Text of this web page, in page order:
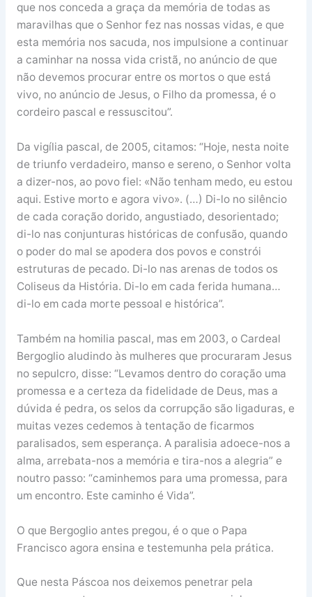
que nos conceda a graça da memória de todas as
maravilhas que o Senhor fez nas nossas vidas, e que
esta memória nos sacuda, nos impulsione a continuar
a caminhar na nossa vida cristã, no anúncio de que
não devemos procurar entre os mortos o que está
vivo, no anúncio de Jesus, o Filho da promessa, é o
cordeiro pascal e ressuscitou”.
Da vigília pascal, de 2005, citamos: “Hoje, nesta noite
de triunfo verdadeiro, manso e sereno, o Senhor volta
a dizer-nos, ao povo fiel: «Não tenham medo, eu estou
aqui. Estive morto e agora vivo». (…) Di-lo no silêncio
de cada coração dorido, angustiado, desorientado;
di-lo nas conjunturas históricas de confusão, quando
o poder do mal se apodera dos povos e constrói
estruturas de pecado. Di-lo nas arenas de todos os
Coliseus da História. Di-lo em cada ferida humana…
di-lo em cada morte pessoal e histórica”.
Também na homilia pascal, mas em 2003, o Cardeal
Bergoglio aludindo às mulheres que procuraram Jesus
no sepulcro, disse: “Levamos dentro do coração uma
promessa e a certeza da fidelidade de Deus, mas a
dúvida é pedra, os selos da corrupção são ligaduras, e
muitas vezes cedemos à tentação de ficarmos
paralisados, sem esperança. A paralisia adoece-nos a
alma, arrebata-nos a memória e tira-nos a alegria” e
noutro passo: “caminhemos para uma promessa, para
um encontro. Este caminho é Vida”.
O que Bergoglio antes pregou, é o que o Papa
Francisco agora ensina e testemunha pela prática.
Que nesta Páscoa nos deixemos penetrar pela